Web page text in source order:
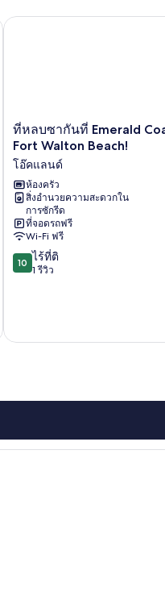
ที่
หลบ
ซา
กัน
ที่
Emerald
Coast
ใน
Fort
Walton
Beach!
ที่หลบซากันที่ Emerald
Fort Walton Beach!
โอ๊คแลนด์
ห้องครัว
สิ่งอำนวยความสะดวกใน
การซักรีด
ที่จอดรถฟรี
Wi-Fi ฟรี
10.0
จาก
1
10 ไร้ที่ติ
1 รีวิว
ที่หลบซากันที่ Emerald Coast